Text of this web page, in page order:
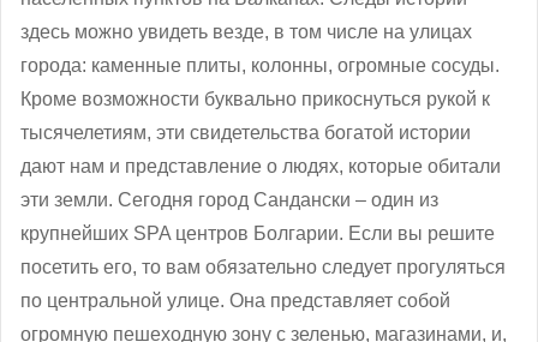
здесь можно увидеть везде, в том числе на улицах
города: каменные плиты, колонны, огромные сосуды.
Кроме возможности буквально прикоснуться рукой к
тысячелетиям, эти свидетельства богатой истории
дают нам и представление о людях, которые обитали
эти земли. Сегодня город Сандански – один из
крупнейших SPA центров Болгарии. Если вы решите
посетить его, то вам обязательно следует прогуляться
по центральной улице. Она представляет собой
огромную пешеходную зону с зеленью, магазинами, и,